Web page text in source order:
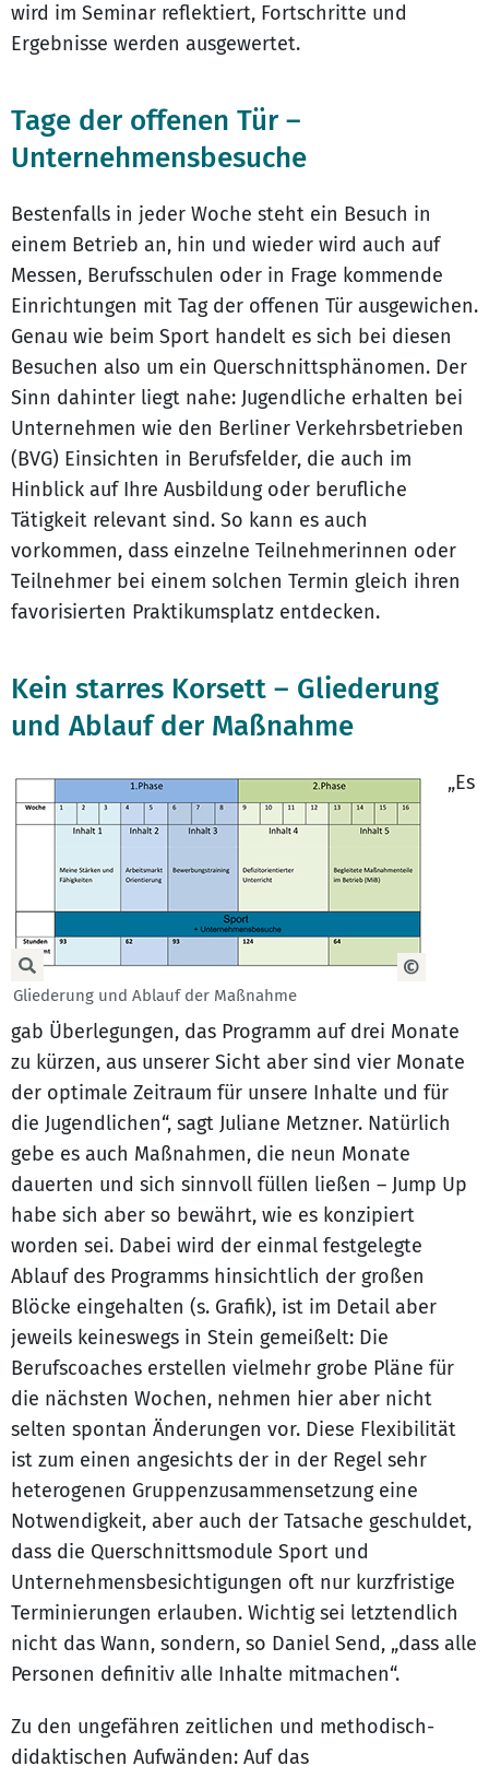
wird im Seminar reflektiert, Fortschritte und
Ergebnisse werden ausgewertet.
Tage der offenen Tür –
Unternehmensbesuche
Bestenfalls in jeder Woche steht ein Besuch in
einem Betrieb an, hin und wieder wird auch auf
Messen, Berufsschulen oder in Frage kommende
Einrichtungen mit Tag der offenen Tür ausgewichen.
Genau wie beim Sport handelt es sich bei diesen
Besuchen also um ein Querschnittsphänomen. Der
Sinn dahinter liegt nahe: Jugendliche erhalten bei
Unternehmen wie den Berliner Verkehrsbetrieben
(BVG) Einsichten in Berufsfelder, die auch im
Hinblick auf Ihre Ausbildung oder berufliche
Tätigkeit relevant sind. So kann es auch
vorkommen, dass einzelne Teilnehmerinnen oder
Teilnehmer bei einem solchen Termin gleich ihren
favorisierten Praktikumsplatz entdecken.
Kein starres Korsett – Gliederung
und Ablauf der Maßnahme
Gliederung und Ablauf der Maßnahme
„Es
gab Überlegungen, das Programm auf drei Monate
zu kürzen, aus unserer Sicht aber sind vier Monate
der optimale Zeitraum für unsere Inhalte und für
die Jugendlichen“, sagt Juliane Metzner. Natürlich
gebe es auch Maßnahmen, die neun Monate
dauerten und sich sinnvoll füllen ließen – Jump Up
habe sich aber so bewährt, wie es konzipiert
worden sei. Dabei wird der einmal festgelegte
Ablauf des Programms hinsichtlich der großen
Blöcke eingehalten (s. Grafik), ist im Detail aber
jeweils keineswegs in Stein gemeißelt: Die
Berufscoaches erstellen vielmehr grobe Pläne für
die nächsten Wochen, nehmen hier aber nicht
selten spontan Änderungen vor. Diese Flexibilität
ist zum einen angesichts der in der Regel sehr
heterogenen Gruppenzusammensetzung eine
Notwendigkeit, aber auch der Tatsache geschuldet,
dass die Querschnittsmodule Sport und
Unternehmensbesichtigungen oft nur kurzfristige
Terminierungen erlauben. Wichtig sei letztendlich
nicht das Wann, sondern, so Daniel Send, „dass alle
Personen definitiv alle Inhalte mitmachen“.
Zu den ungefähren zeitlichen und methodisch-
didaktischen Aufwänden: Auf das